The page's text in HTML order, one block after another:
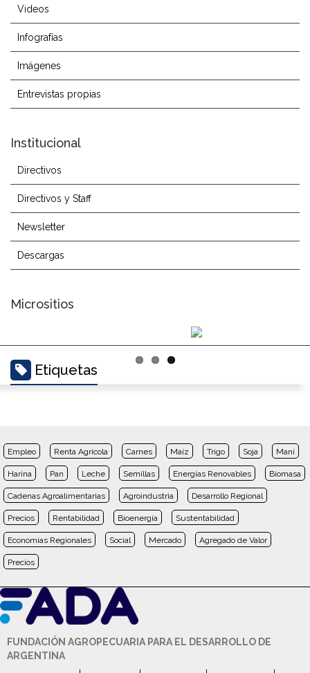
Videos
Infografías
Imágenes
Entrevistas propias
Institucional
Directivos
Directivos y Staff
Newsletter
Descargas
Micrositios
Etiquetas
Empleo Renta Agrícola Carnes Maíz Trigo Soja Maní
Harina Pan Leche Semillas Energías Renovables Biomasa
Cadenas Agroalimentarias Agroindustria Desarrollo Regional
Precios Rentabilidad Bioenergía Sustentabilidad
Economías Regionales Social Mercado Agregado de Valor
Precios
FUNDACIÓN AGROPECUARIA PARA EL DESARROLLO DE
ARGENTINA